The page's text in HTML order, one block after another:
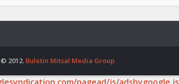
2012. Buletin Mitsal Media Group